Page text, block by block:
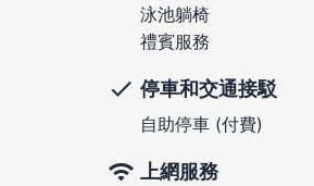
泳池躺椅
禮賓服務
停車和交通接駁
自助停車 (付費)
上網服務